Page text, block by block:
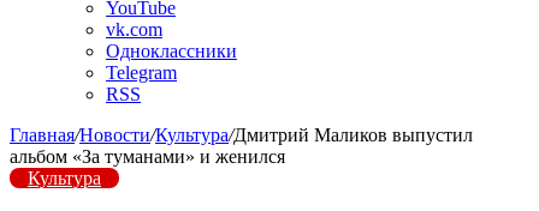
YouTube
vk.com
Одноклассники
Telegram
RSS
Главная/Новости/Культура/Дмитрий Маликов выпустил
альбом «За туманами» и женился
Культура